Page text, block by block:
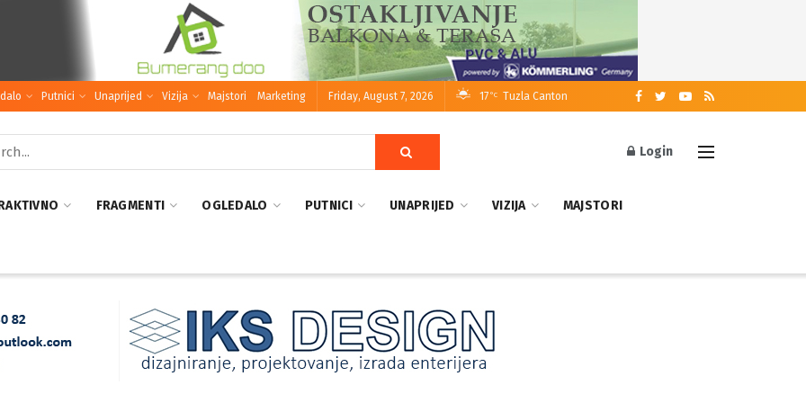
Putnici Unaprijed Vizija Majstori Marketing Friday, August 7, 2026 17 °C Tuzla Canton
Login
FRAGMENTI OGLEDALO PUTNICI UNAPRIJED VIZIJA MAJSTORI